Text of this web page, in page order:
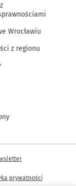
Wrocławiu
z regionu
prywatności